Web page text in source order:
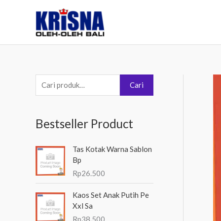
e
c
a
n
Cari
Bestseller Product
Tas Kotak Warna Sablon
Bp
Rp26.500
Kaos Set Anak Putih Pe
Xxl Sa
Rp38.500